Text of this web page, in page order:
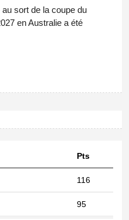
au sort de la coupe du
en Australie a été
Pts
116
95